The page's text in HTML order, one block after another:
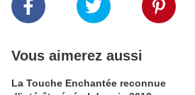
Vous aimerez aussi
La Touche Enchantée reconnue